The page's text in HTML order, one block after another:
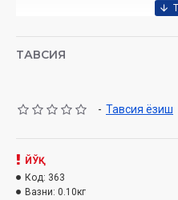
ТАВСИЯ
- Тавсия ёзиш
ЙЎҚ
Код: 363
Вазни: 0.10кг